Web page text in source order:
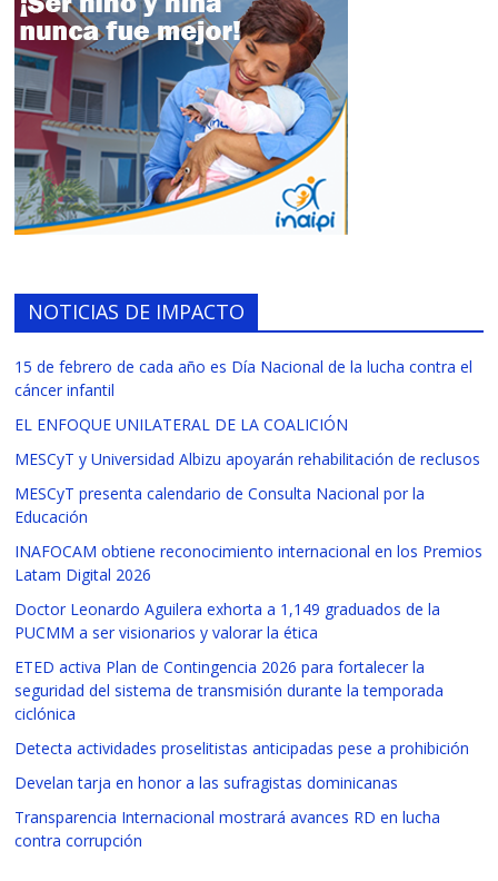
NOTICIAS DE IMPACTO
15 de febrero de cada año es Día Nacional de la lucha contra el
cáncer infantil
EL ENFOQUE UNILATERAL DE LA COALICIÓN
MESCyT y Universidad Albizu apoyarán rehabilitación de reclusos
MESCyT presenta calendario de Consulta Nacional por la
Educación
INAFOCAM obtiene reconocimiento internacional en los Premios
Latam Digital 2026
Doctor Leonardo Aguilera exhorta a 1,149 graduados de la
PUCMM a ser visionarios y valorar la ética
ETED activa Plan de Contingencia 2026 para fortalecer la
seguridad del sistema de transmisión durante la temporada
ciclónica
Detecta actividades proselitistas anticipadas pese a prohibición
Develan tarja en honor a las sufragistas dominicanas
Transparencia Internacional mostrará avances RD en lucha
contra corrupción